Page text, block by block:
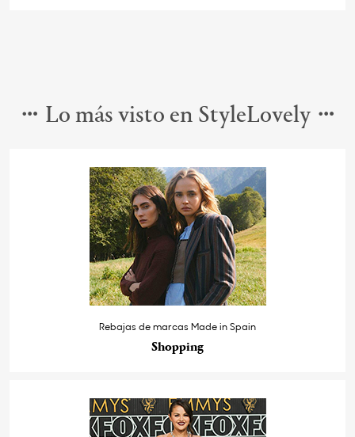
Lo más visto en StyleLovely
Rebajas de marcas Made in Spain
Shopping